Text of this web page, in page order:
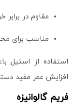
مقاوم در
مناسب برای
استفاده از استیل
افزایش عمر مفید
فریم گالوانیزه